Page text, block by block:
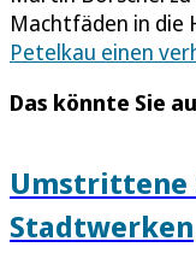
Machtfäden in die
Petelkau einen
Das könnte Sie
Umstrittene
Stadtwerken